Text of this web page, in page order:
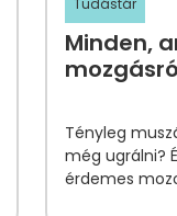
Tudástár
Minden,
Tényleg
még ugrálni?
érdemes